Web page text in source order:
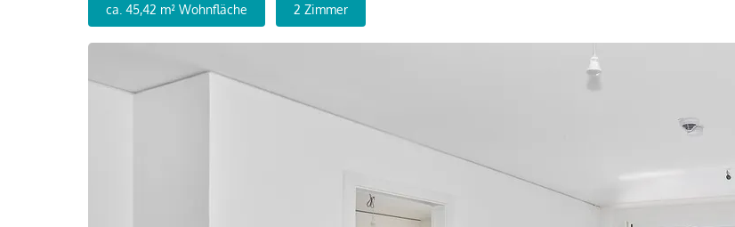
ca. 45,42 m² Wohnfläche 2 Zimmer